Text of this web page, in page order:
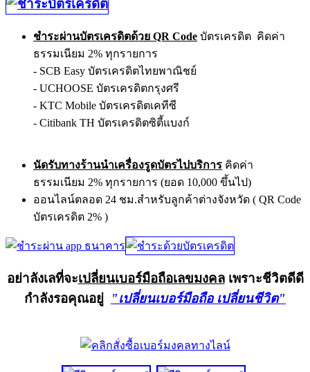
ชำระผ่านบัตรเครดิตด้วย QR Code บัตรเครดิต คิดค่า
ธรรมเนียม 2% ทุกรายการ
- SCB Easy บัตรเครดิตไทยพาณิชย์
- UCHOOSE บัตรเครดิตกรุงศรี
- KTC Mobile บัตรเครดิตเคทีซี
- Citibank TH บัตรเครดิตซิตี้แบงก์
นัดรับทางร้านนำเครื่องรูดบัตรไปบริการ คิดค่า
ธรรมเนียม 2% ทุกรายการ (ยอด 10,000 ขึ้นไป)
ออนไลน์ตลอด 24 ชม.สำหรับลูกค้าต่างจังหวัด ( QR Code
บัตรเครดิต 2% )
อย่าลังเลที่จะเปลี่ยนเบอร์มือถือเลขมงคลเพราะชีวิตดีดี
กำลังรอคุณอยู่
"เปลี่ยนเบอร์มือถือ เปลี่ยนชีวิต"